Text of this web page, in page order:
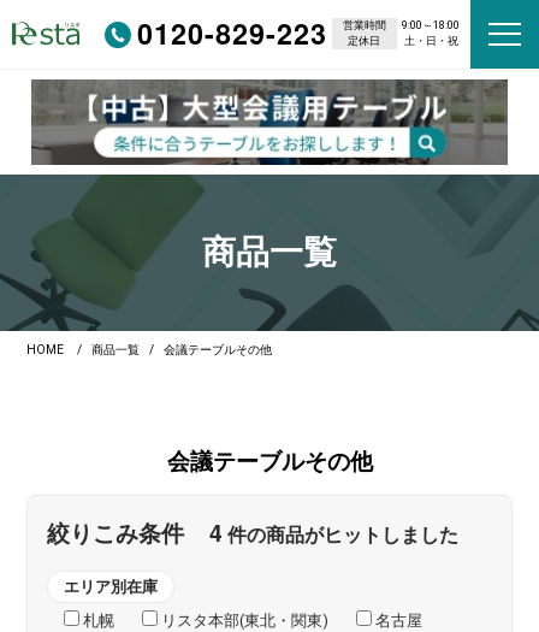
0120-829-223 営業時間
9:00～18:00
定休日
土・日・祝
商品一覧
HOME 商品一覧 会議テーブルその他
会議テーブルその他
絞りこみ条件 4 件の商品がヒットしました
エリア別在庫
札幌
リスタ本部(東北・関東)
名古屋